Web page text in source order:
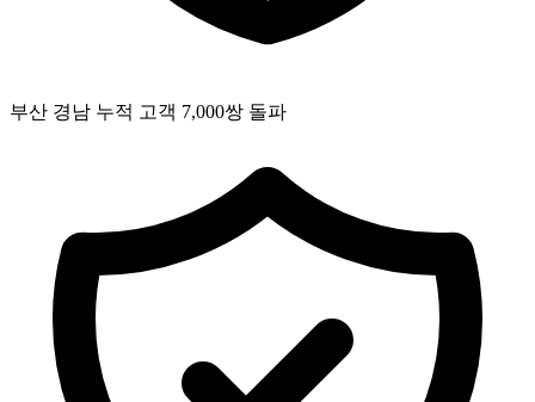
부산 경남 누적 고객 7,000쌍 돌파